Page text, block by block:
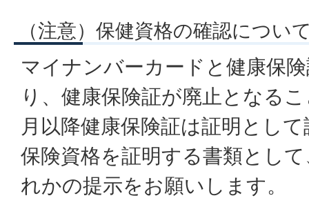
（注意）保健資格の確認につい
マイナンバーカードと健康保
り、健康保険証が廃止となる
月以降健康保険証は証明とし
保険資格を証明する書類とし
れかの提示をお願いします。